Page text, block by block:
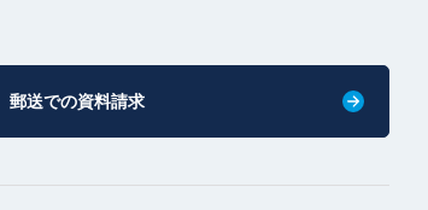
郵送での資料請求